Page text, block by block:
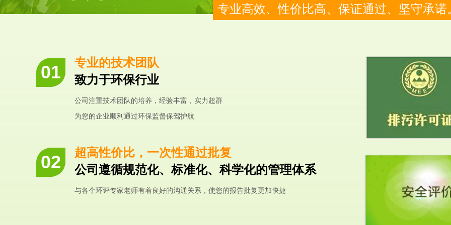
专业高效、性价比高、保证通过、坚守承诺
专业的技术团队
致力于环保行业
公司注重技术团队的培养，经验丰富，实力超群
为您的企业顺利通过环保监督保驾护航
超高性价比，一次性通过批复
公司遵循规范化、标准化、科学化的管理体系
与各个环评专家老师有着良好的沟通关系，使您的报告批复更加快捷